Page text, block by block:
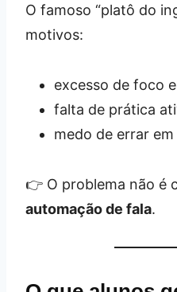
O famoso “platô do
motivos:
excesso de foco
falta de prática
medo de errar
👉 O problema não é
automação de fala.